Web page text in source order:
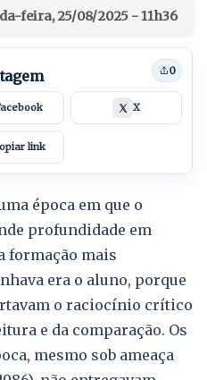
feira, 25/08/2025 - 11h36
0
X
link
época em que o
profundidade em
formação mais
era o aluno, porque
o raciocínio crítico
e da comparação. Os
mesmo sob ameaça